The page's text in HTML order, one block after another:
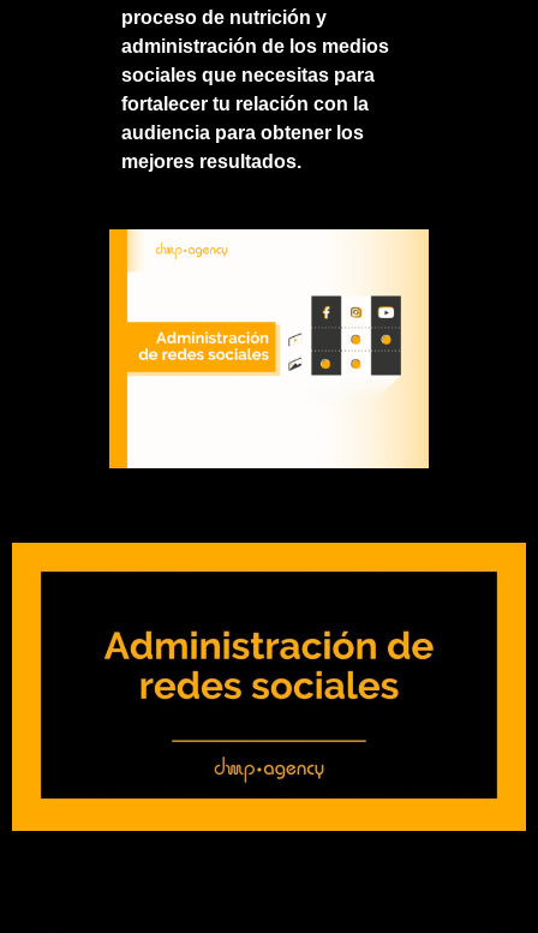
proceso de nutrición y
administración de los medios
sociales que necesitas para
fortalecer tu relación con la
audiencia para obtener los
mejores resultados.